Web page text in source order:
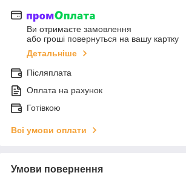
Ви отримаєте замовлення
або гроші повернуться на вашу картку
Детальніше
Післяплата
Оплата на рахунок
Готівкою
Всі умови оплати
Умови повернення